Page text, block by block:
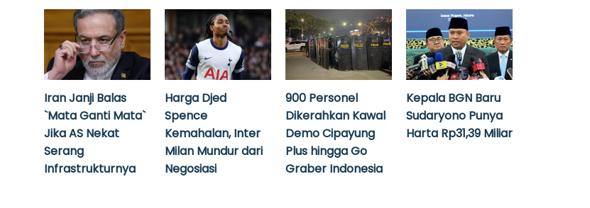
Iran Janji Balas
`Mata Ganti Mata`
Jika AS Nekat
Serang
Infrastrukturnya
Harga Djed
Spence
Kemahalan, Inter
Milan Mundur dari
Negosiasi
900 Personel
Dikerahkan Kawal
Demo Cipayung
Plus hingga Go
Graber Indonesia
Kepala BGN Baru
Sudaryono Punya
Harta Rp31,39 Miliar